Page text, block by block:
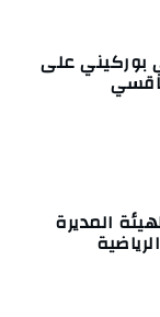
بوركيني على
المديرة